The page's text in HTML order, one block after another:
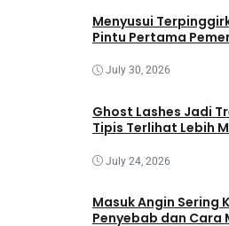
Menyusui
Pintu Pertama
July 30, 2026
Ghost Lashes Jadi
Tipis Terlihat Lebih
July 24, 2026
Masuk Angin Sering
Penyebab dan Cara